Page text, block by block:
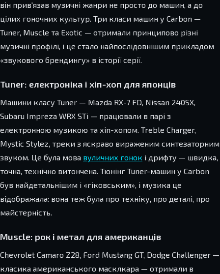
він прив'язав музичні жанри не просто до машин, а до
цілих гоночних культур. Три класи машин у Carbon —
Tuner, Muscle та Exotic — отримали принципово різні
музичні профілі, і це стало найпослідовнішим прикладом
«звукового брендингу» в історії серії.
Tuner: електроніка і хіп-хоп для японців
Машини класу Tuner — Mazda RX-7 FD, Nissan 240SX,
Subaru Impreza WRX STi — працювали в парі з
електронною музикою та хіп-хопом. Treble Charger,
Mystic Stylez, треки з яскраво вираженим синтезаторним
звуком. Це була мова вуличних гонок і дрифту — швидка,
точна, технічно витончена. Тюнінг Tuner-машин у Carbon
був найдетальнішим і «гіковським», і музика це
відображала: вона теж була про техніку, про деталі, про
майстерність.
Muscle: рок і метал для американців
Chevrolet Camaro Z28, Ford Mustang GT, Dodge Challenger —
класика американського масклкара — отримали в